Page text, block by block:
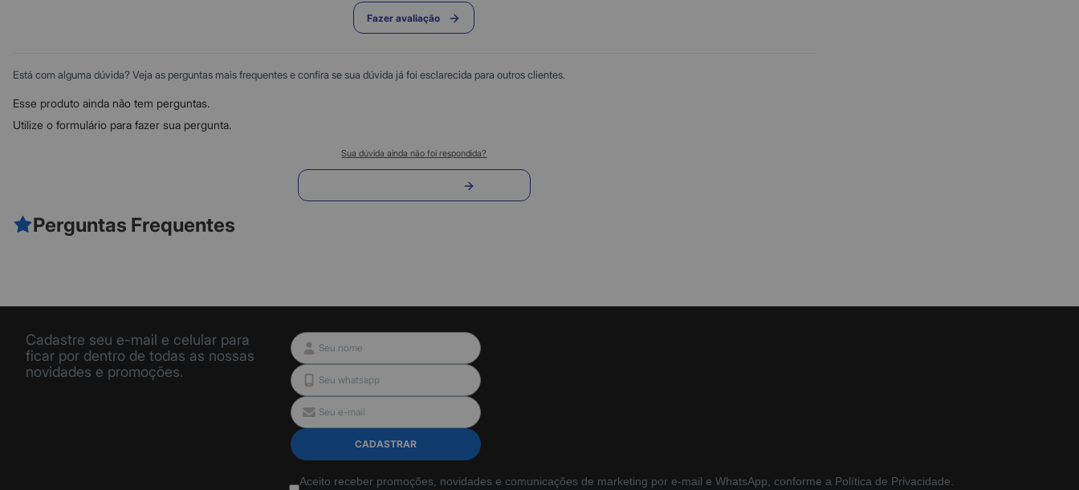
Fazer avaliação
Está com alguma dúvida? Veja as perguntas mais frequentes e confira se sua dúvida já foi esclarecida para outros clientes.
Esse produto ainda não tem perguntas.
Utilize o formulário para fazer sua pergunta.
Sua dúvida ainda não foi respondida?
Perguntas Frequentes
Cadastre seu e-mail e celular para
ficar por dentro de todas as nossas
novidades e promoções.
CADASTRAR
Aceito receber promoções, novidades e comunicações de marketing por e-mail e WhatsApp, conforme a Política de Privacidade.